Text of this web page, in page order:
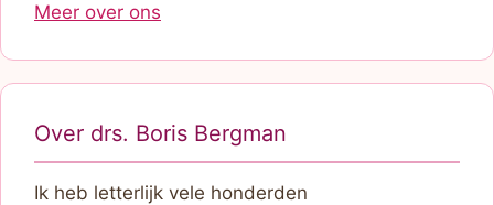
Meer over ons
Over drs. Boris Bergman
Ik heb letterlijk vele honderden